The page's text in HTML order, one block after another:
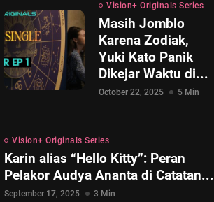
Vision+ Originals Series
Masih Jomblo
Karena Zodiak,
Yuki Kato Panik
Dikejar Waktu di...
October 22, 2025 5 Min
Vision+ Originals Series
Karin alias “Hello Kitty”: Peran
Pelakor Audya Ananta di Catatan...
September 17, 2025 3 Min